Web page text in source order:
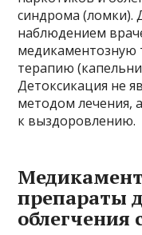
синдрома (ломки).
наблюдением
медикаментозную
терапию
Детоксикация не
методом лечения,
к выздоровлению.
препараты